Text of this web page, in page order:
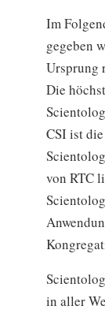
Im
gegeben
Ursprung
Die
CSI ist
von RTC
in aller